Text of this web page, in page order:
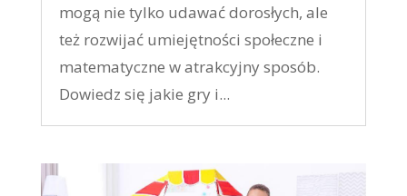
mogą nie tylko udawać dorosłych, ale
też rozwijać umiejętności społeczne i
matematyczne w atrakcyjny sposób.
Dowiedz się jakie gry i...